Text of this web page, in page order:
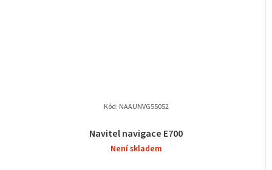
Navitel navigace E700
Není skladem
Kód: NAAUNVG55052